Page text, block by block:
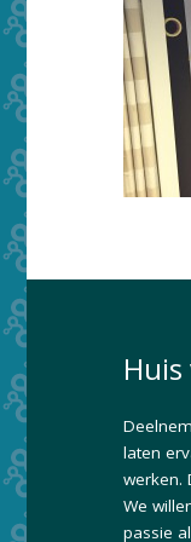
laten
werken.
We
passie